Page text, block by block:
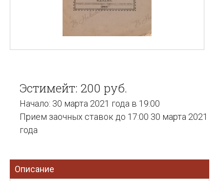
Эстимейт: 200 руб.
Начало: 30 марта 2021 года в 19:00
Прием заочных ставок до 17:00 30 марта 2021
года
Описание